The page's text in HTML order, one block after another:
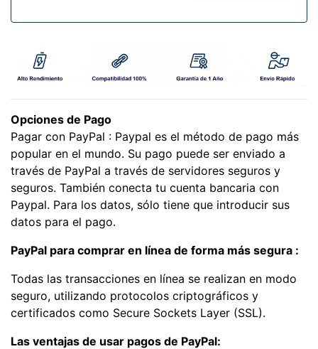
Opciones de Pago
Pagar con PayPal : Paypal es el método de pago más
popular en el mundo. Su pago puede ser enviado a
través de PayPal a través de servidores seguros y
seguros. También conecta tu cuenta bancaria con
Paypal. Para los datos, sólo tiene que introducir sus
datos para el pago.
PayPal para comprar en línea de forma más segura :
Todas las transacciones en línea se realizan en modo
seguro, utilizando protocolos criptográficos y
certificados como Secure Sockets Layer (SSL).
Las ventajas de usar pagos de PayPal: